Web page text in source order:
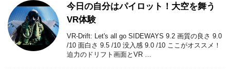
今日の自分はパイロット！大空を舞う
VR体験
VR-Drift: Let's all go SIDEWAYS 9.2 画質の良さ 9.0
/10 面白さ 9.5 /10 没入感 9.0 /10 ここがオススメ！
迫力のドリフト画面とVR …